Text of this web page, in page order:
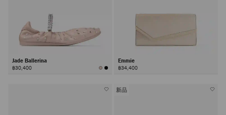
Jade Ballerina
฿30,400
Emmie
฿34,400
新品